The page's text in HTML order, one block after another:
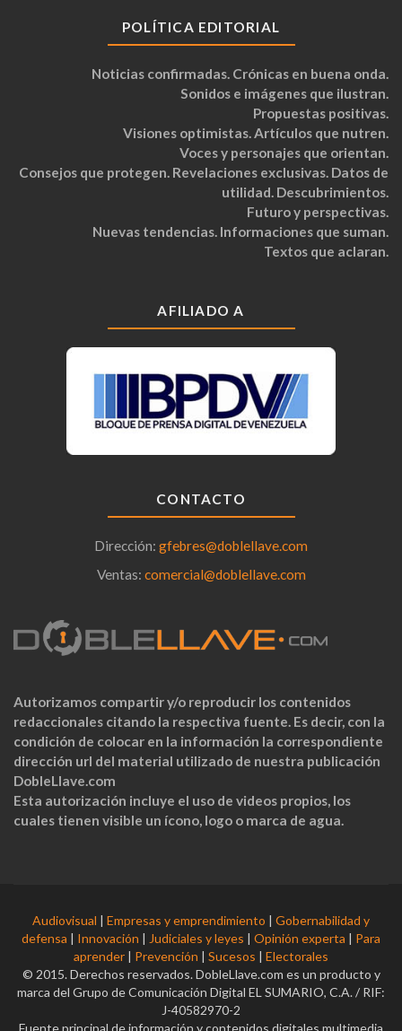
POLÍTICA EDITORIAL
Noticias confirmadas. Crónicas en buena onda.
Sonidos e imágenes que ilustran.
Propuestas positivas.
Visiones optimistas. Artículos que nutren.
Voces y personajes que orientan.
Consejos que protegen. Revelaciones exclusivas. Datos de
utilidad. Descubrimientos.
Futuro y perspectivas.
Nuevas tendencias. Informaciones que suman.
Textos que aclaran.
AFILIADO A
CONTACTO
Dirección: gfebres@doblellave.com
Ventas: comercial@doblellave.com
Autorizamos compartir y/o reproducir los contenidos
redaccionales citando la respectiva fuente. Es decir, con la
condición de colocar en la información la correspondiente
dirección url del material utilizado de nuestra publicación
DobleLlave.com
Esta autorización incluye el uso de videos propios, los
cuales tienen visible un ícono, logo o marca de agua.
Audiovisual | Empresas y emprendimiento | Gobernabilidad y
defensa | Innovación | Judiciales y leyes | Opinión experta | Para
aprender | Prevención | Sucesos | Electorales
© 2015. Derechos reservados. DobleLlave.com es un producto y
marca del Grupo de Comunicación Digital EL SUMARIO, C.A. / RIF:
J-40582970-2
Fuente principal de información y contenidos digitales multimedia